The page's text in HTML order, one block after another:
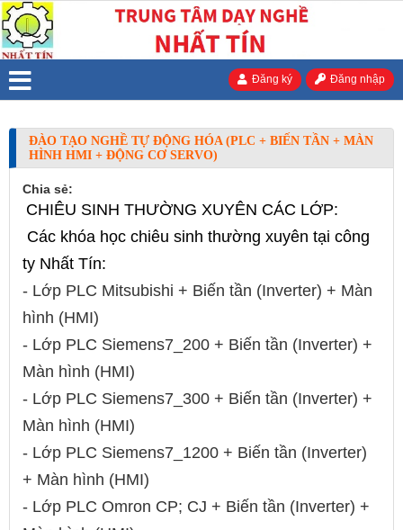
Đăng ký Đăng nhập
ĐÀO TẠO NGHỀ TỰ ĐỘNG HÓA (PLC + BIẾN TẦN + MÀN
HÌNH HMI + ĐỘNG CƠ SERVO)
Chia sẻ:
CHIÊU SINH THƯỜNG XUYÊN CÁC LỚP:
Các khóa học chiêu sinh thường xuyên tại công
ty Nhất Tín:
- Lớp PLC Mitsubishi + Biến tần (Inverter) + Màn
hình (HMI)
- Lớp PLC Siemens7_200 + Biến tần (Inverter) +
Màn hình (HMI)
- Lớp PLC Siemens7_300 + Biến tần (Inverter) +
Màn hình (HMI)
- Lớp PLC Siemens7_1200 + Biến tần (Inverter)
+ Màn hình (HMI)
- Lớp PLC Omron CP; CJ + Biến tần (Inverter) +